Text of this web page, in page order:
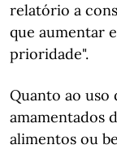
relatório a
que aumentar
prioridade".
Quanto ao uso
amamentados
alimentos ou